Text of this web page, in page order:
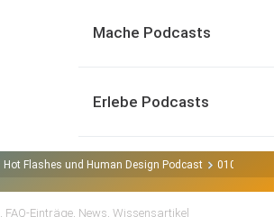
Mache Podcasts
Erlebe Podcasts
Hot Flashes und Human Design Podcast 010 Ich